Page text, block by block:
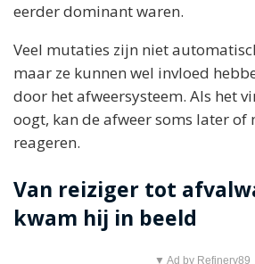
eerder dominant waren.
Veel mutaties zijn niet
maar ze kunnen wel invloed
door het afweersysteem. Als het
oogt, kan de afweer soms later of
reageren.
Van reiziger tot
kwam hij in beeld
▼ Ad by Refinery89